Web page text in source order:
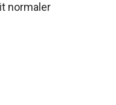
normaler